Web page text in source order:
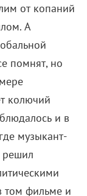
от копаний
А
помнят, но
колючий
и в
музыкант-
решил
том фильме и